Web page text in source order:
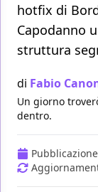
hotfix di
Capodanno
struttura
di Fabio
Un giorno
dentro.